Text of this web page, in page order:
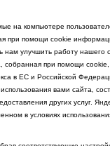
на компьютере
при помощи cookie
нам улучшить работу нашего
собранная при помощи cookie,
в ЕС и Российской
вами сайта,
других услуг.
в условиях